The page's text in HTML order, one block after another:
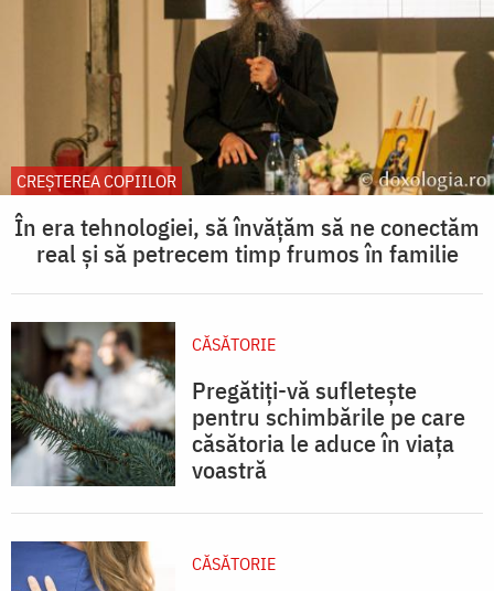
CREŞTEREA COPIILOR
În era tehnologiei, să învățăm să ne conectăm
real și să petrecem timp frumos în familie
CĂSĂTORIE
Pregătiți-vă sufletește
pentru schimbările pe care
căsătoria le aduce în viața
voastră
CĂSĂTORIE